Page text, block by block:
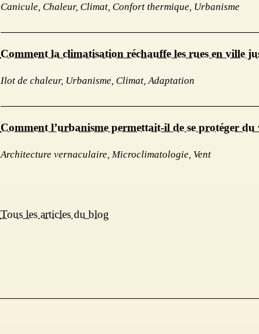
Canicule, Chaleur, Climat, Confort thermique, Urbanisme
Comment la climatisation réchauffe les rues en ville
Ilot de chaleur, Urbanisme, Climat, Adaptation
Comment l’urbanisme permettait-il de se protéger du
Architecture vernaculaire, Microclimatologie, Vent
Tous les articles du blog